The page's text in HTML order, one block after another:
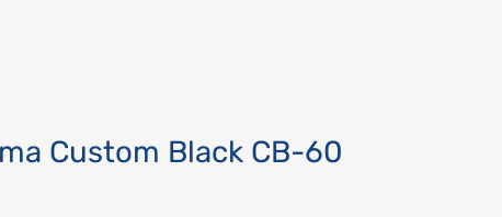
Custom Black CB-60